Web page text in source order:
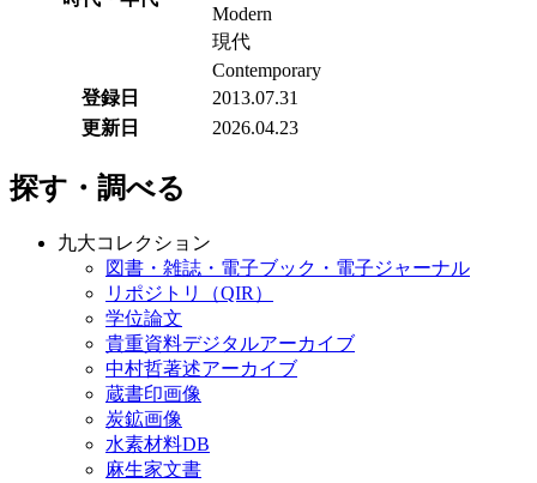
Modern
現代
Contemporary
登録日
2013.07.31
更新日
2026.04.23
探す・調べる
九大コレクション
図書・雑誌・電子ブック・電子ジャーナル
リポジトリ（QIR）
学位論文
貴重資料デジタルアーカイブ
中村哲著述アーカイブ
蔵書印画像
炭鉱画像
水素材料DB
麻生家文書